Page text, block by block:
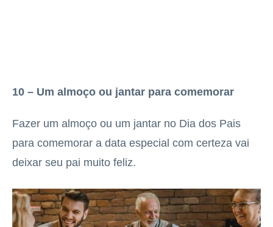
10 – Um almoço ou jantar para comemorar
Fazer um almoço ou um jantar no Dia dos Pais
para comemorar a data especial com certeza vai
deixar seu pai muito feliz.